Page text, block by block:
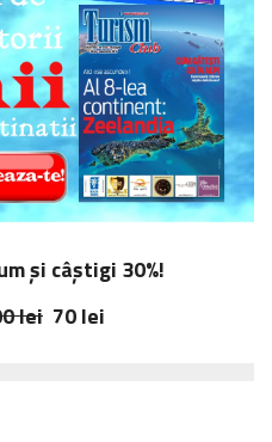
și câștigi 30%!
lei 70 lei